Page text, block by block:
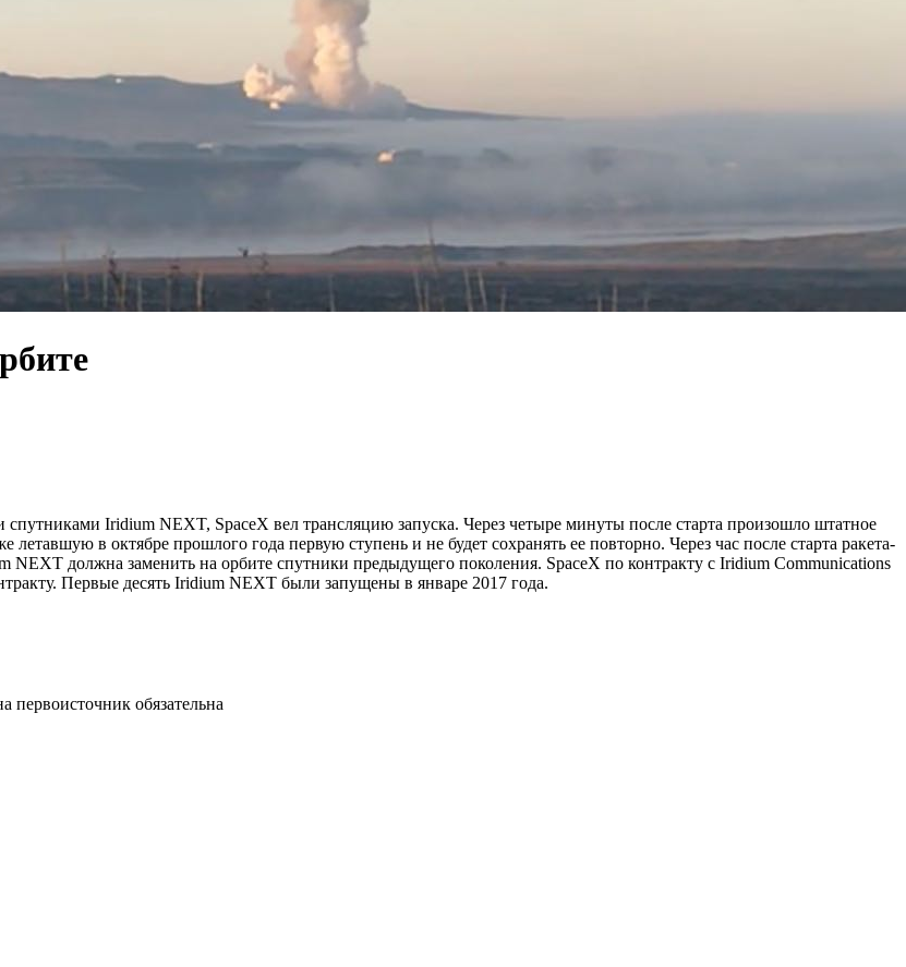
Iridium NEXT, SpaceX вел трансляцию запуска. Через четыре минуты после старта произошло штатное
в октябре прошлого года первую ступень и не будет сохранять ее повторно. Через час после старта ракета-
NEXT должна заменить на орбите спутники предыдущего поколения. SpaceX по контракту с Iridium Communications
Первые десять Iridium NEXT были запущены в январе 2017 года.
обязательна